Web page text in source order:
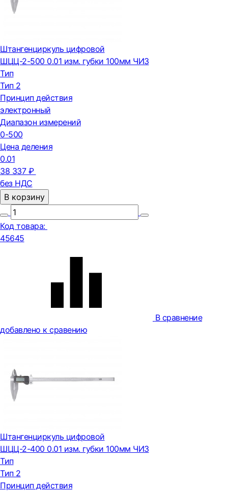
Штангенциркуль цифровой
ШЦЦ-2-500 0.01 изм. губки 100мм ЧИЗ
Тип
Тип 2
Принцип действия
электронный
Диапазон измерений
0-500
Цена деления
0.01
38 337 ₽
без НДС
В корзину
Код товара:
45645
В сравнение
добавлено к сравению
Штангенциркуль цифровой
ШЦЦ-2-400 0.01 изм. губки 100мм ЧИЗ
Тип
Тип 2
Принцип действия